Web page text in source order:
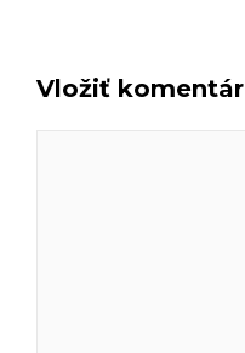
Vložiť komentár